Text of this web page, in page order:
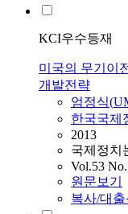
KCI우수등재
미국의 무기이
개발전략
엄정식(
한국국제
2013
국제정치
Vol.53
원문보기
복사/대출